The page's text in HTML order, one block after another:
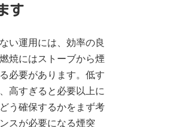
す
い運用には、効率の良
焼にはストーブから煙
必要があります。低す
高すぎると必要以上に
う確保するかをまず考
スが必要になる煙突